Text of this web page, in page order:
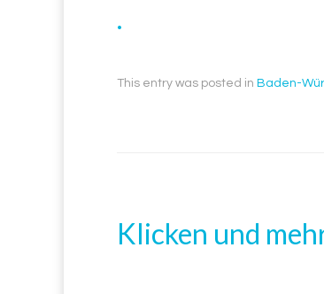
.
This entry was posted in Baden-
Klicken und